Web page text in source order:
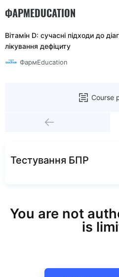
ФАРМEDUCATION
Вітамін D: сучасні підходи до
лікування дефіциту
ФармEducation
Course
Тестування БПР
You are not
is